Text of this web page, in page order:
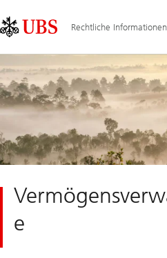
Links
Area
Rechtliche Informationen
e